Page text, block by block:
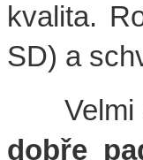
kvalita.
SD) a
Velmi
dobře